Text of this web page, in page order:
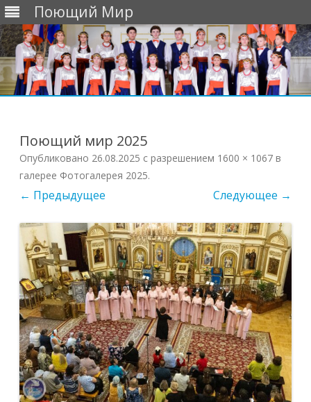
Поющий Мир
Поющий мир 2025
Опубликовано 26.08.2025 с разрешением 1600 × 1067 в
галерее Фотогалерея 2025.
← Предыдущее Следующее →